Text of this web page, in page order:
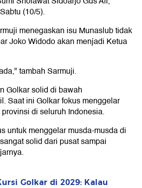
Sabtu (10/5).
menegaskan isu Munaslub tidak
Joko Widodo akan menjadi Ketua
tambah Sarmuji.
Golkar solid di bawah
Saat ini Golkar fokus menggelar
di seluruh Indonesia.
untuk menggelar musda-musda di
solid dari pusat sampai
Golkar di 2029: Kalau